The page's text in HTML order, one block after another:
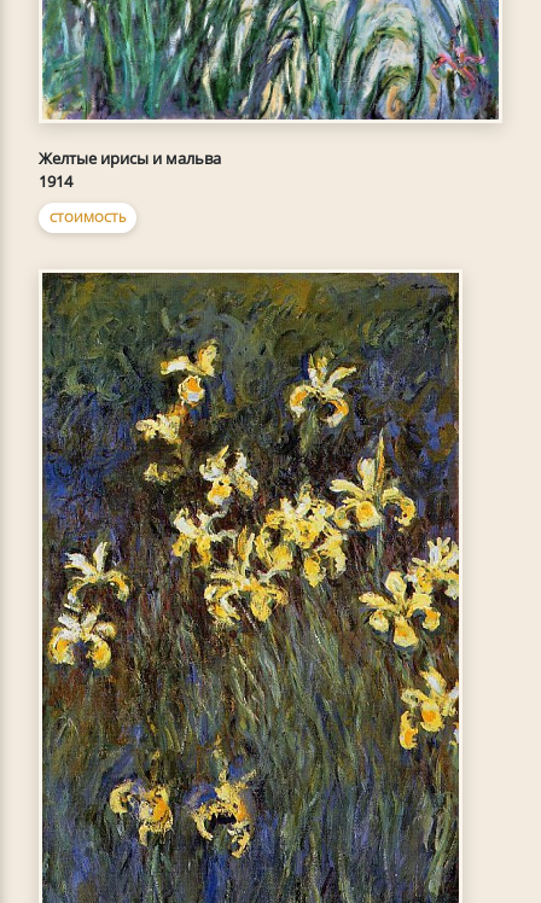
Желтые ирисы и мальва
1914
СТОИМОСТЬ